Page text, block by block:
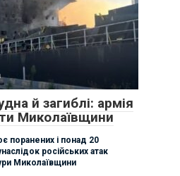
й загиблі: армія
Миколаївщини
поранених і понад 20
російських атак
Миколаївщини